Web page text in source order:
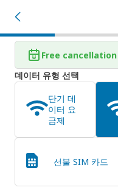
Free cancellation
데이터 유형 선택
단기 데
이터 요
금제
선불 SIM 카드